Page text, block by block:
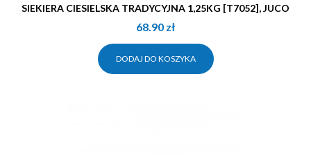
SIEKIERA CIESIELSKA TRADYCYJNA 1,25KG [T7052], JUCO
68.90 zł
DODAJ DO KOSZYKA